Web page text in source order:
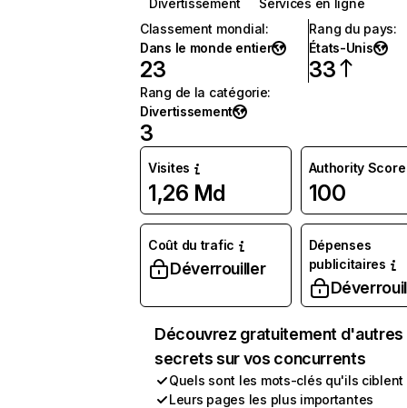
Divertissement
Services en ligne
Classement mondial:
Dans le monde entier
23
Rang du pays:
États-Unis
33
Rang de la catégorie:
Divertissement
3
Visites
1,26 Md
Authority Score
100
Coût du trafic
Déverrouiller
Dépenses
publicitaires
Découvrez gratuitement d'autres
secrets sur vos concurrents
Quels sont les mots-clés qu'ils ciblent
Leurs pages les plus importantes